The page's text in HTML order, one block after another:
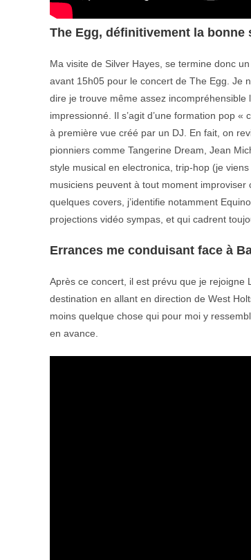
The Egg, définitivement la
Ma visite de Silver Hayes, se termine donc
avant 15h05 pour le concert de The Egg. Je
dire je trouve même assez
impressionné. Il s’agit d’une formation pop
à première vue créé par un DJ. En fait, on
pionniers comme Tangerine Dream, Jean
style musical en electronica, trip-hop (je
musiciens peuvent à tout moment
quelques covers, j’identifie notamment
projections vidéo sympas, et qui cadrent
Errances me conduisant face à
Après ce concert, il est prévu que je rejoigne
destination en allant en direction de West
moins quelque chose qui pour moi y
en avance.